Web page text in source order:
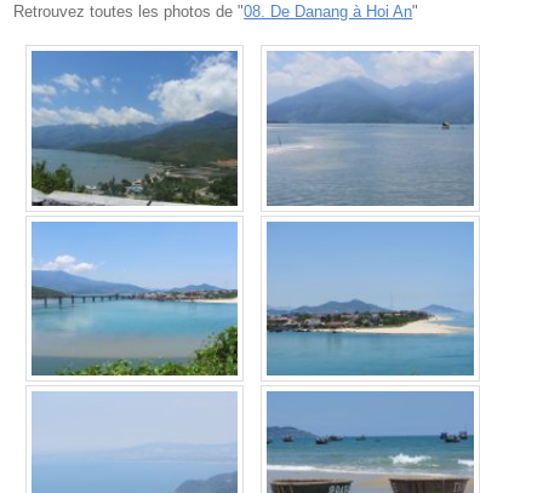
Retrouvez toutes les photos de "08. De Danang à Hoi An"